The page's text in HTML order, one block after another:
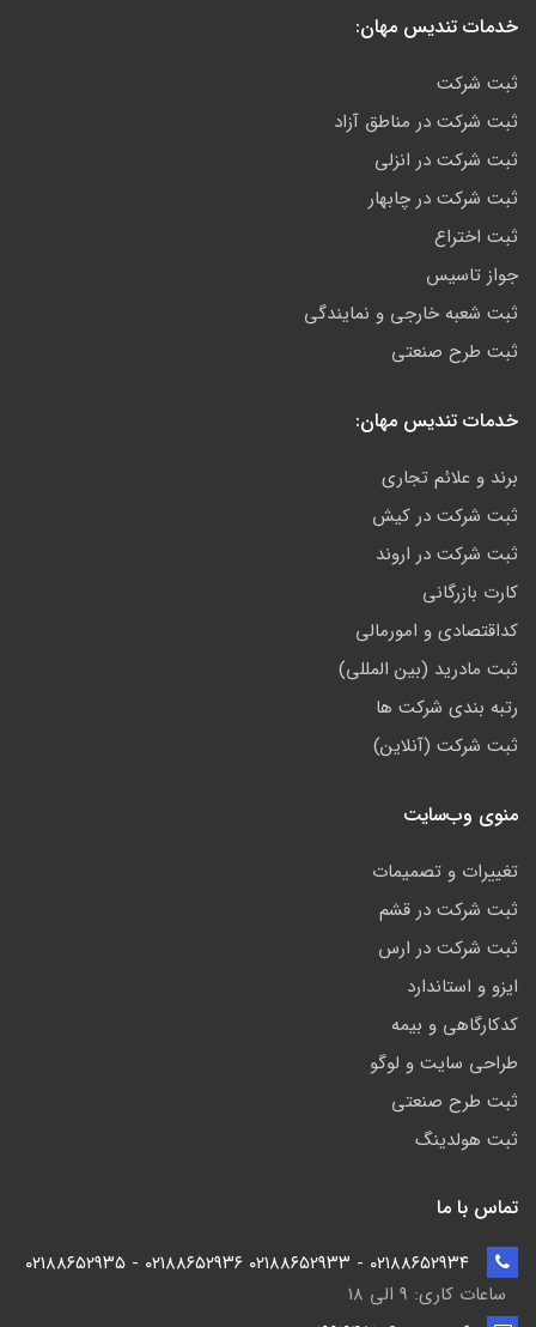
خدمات تندیس مهان:
ثبت شرکت
ثبت شرکت در مناطق آزاد
ثبت شرکت در انزلی
ثبت شرکت در چابهار
ثبت اختراع
جواز تاسیس
ثبت شعبه خارجی و نمایندگی
ثبت طرح صنعتی
خدمات تندیس مهان:
برند و علائم تجاری
ثبت شرکت در کیش
ثبت شرکت در اروند
کارت بازرگانی
کداقتصادی و امورمالی
ثبت مادرید (بین المللی)
رتبه بندی شرکت ها
ثبت شرکت (آنلاین)
منوی وب‌سایت
تغییرات و تصمیمات
ثبت شرکت در قشم
ثبت شرکت در ارس
ایزو و استاندارد
کدکارگاهی و بیمه
طراحی سایت و لوگو
ثبت طرح صنعتی
ثبت هولدینگ
تماس با ما
ساعات کاری: ۹ الی ۱۸